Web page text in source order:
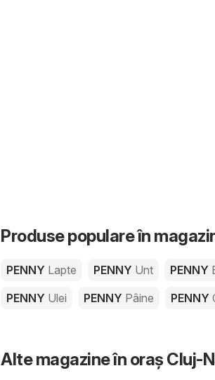
Produse populare în
PENNY Lapte PENNY Unt PENNY
PENNY Ulei PENNY Pâine PENNY
Alte magazine în oraş Cluj-